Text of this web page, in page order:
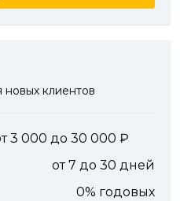
клиентов
3 000 до 30 000
от 7 до 30 дней
0% годовых